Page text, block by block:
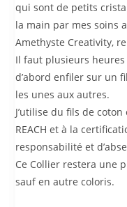
qui sont de petits
la main par mes soins
Amethyste Creativity,
Il faut plusieurs
d’abord enfiler sur un
les unes aux autres.
J’utilise du fils de
REACH et à la
responsabilité et
Ce Collier restera une
sauf en autre coloris.